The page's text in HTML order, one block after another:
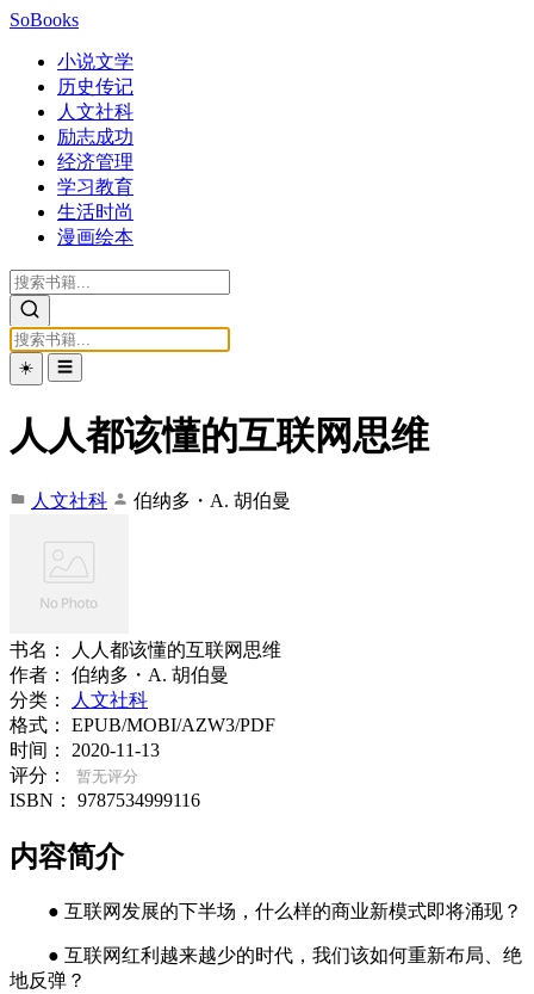
SoBooks
小说文学
历史传记
人文社科
励志成功
经济管理
学习教育
生活时尚
漫画绘本
☀️ ☰
人人都该懂的互联网思维
人文社科 伯纳多・A. 胡伯曼
书名：
人人都该懂的互联网思维
作者：
伯纳多・A. 胡伯曼
分类：
人文社科
格式：
EPUB/MOBI/AZW3/PDF
时间：
2020-11-13
评分：
暂无评分
ISBN： 9787534999116
内容简介
● 互联网发展的下半场，什么样的商业新模式即将涌现？
● 互联网红利越来越少的时代，我们该如何重新布局、绝
地反弹？